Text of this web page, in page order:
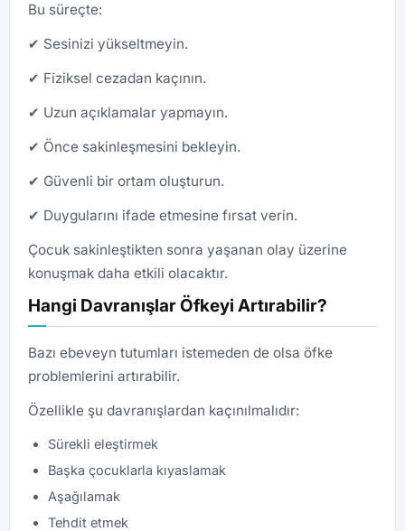
Bu süreçte:
✔ Sesinizi yükseltmeyin.
✔ Fiziksel cezadan kaçının.
✔ Uzun açıklamalar yapmayın.
✔ Önce sakinleşmesini bekleyin.
✔ Güvenli bir ortam oluşturun.
✔ Duygularını ifade etmesine fırsat verin.
Çocuk sakinleştikten sonra yaşanan olay üzerine
konuşmak daha etkili olacaktır.
Hangi Davranışlar Öfkeyi Artırabilir?
Bazı ebeveyn tutumları istemeden de olsa öfke
problemlerini artırabilir.
Özellikle şu davranışlardan kaçınılmalıdır:
Sürekli eleştirmek
Başka çocuklarla kıyaslamak
Aşağılamak
Tehdit etmek